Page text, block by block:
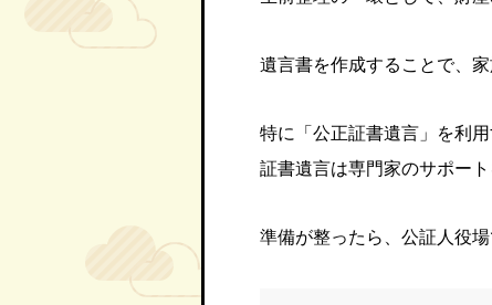
遺言書を作成することで、
特に「公正証書遺言」を利
証書遺言は専門家のサポー
準備が整ったら、公証人役